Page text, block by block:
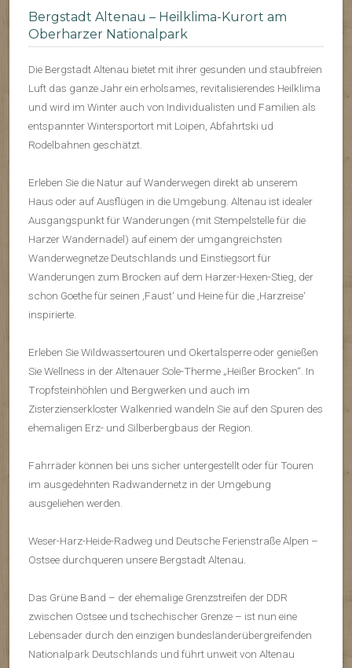
Bergstadt Altenau – Heilklima-Kurort am
Oberharzer Nationalpark
Die Bergstadt Altenau bietet mit ihrer gesunden und staubfreien
Luft das ganze Jahr ein erholsames, revitalisierendes Heilklima
und wird im Winter auch von Individualisten und Familien als
entspannter Wintersportort mit Loipen, Abfahrtski ud
Rodelbahnen geschätzt.
Erleben Sie die Natur auf Wanderwegen direkt ab unserem
Haus oder auf Ausflügen in die Umgebung. Altenau ist idealer
Ausgangspunkt für Wanderungen (mit Stempelstelle für die
Harzer Wandernadel) auf einem der umgangreichsten
Wanderwegnetze Deutschlands und Einstiegsort für
Wanderungen zum Brocken auf dem Harzer-Hexen-Stieg, der
schon Goethe für seinen ‚Faust‘ und Heine für die ‚Harzreise‘
inspirierte.
Erleben Sie Wildwassertouren und Okertalsperre oder genießen
Sie Wellness in der Altenauer Sole-Therme „Heißer Brocken“. In
Tropfsteinhöhlen und Bergwerken und auch im
Zisterzienserkloster Walkenried wandeln Sie auf den Spuren des
ehemaligen Erz- und Silberbergbaus der Region.
Fahrräder können bei uns sicher untergestellt oder für Touren
im ausgedehnten Radwandernetz in der Umgebung
ausgeliehen werden.
Weser-Harz-Heide-Radweg und Deutsche Ferienstraße Alpen –
Ostsee durchqueren unsere Bergstadt Altenau.
Das Grüne Band – der ehemalige Grenzstreifen der DDR
zwischen Ostsee und tschechischer Grenze – ist nun eine
Lebensader durch den einzigen bundesländerübergreifenden
Nationalpark Deutschlands und führt unweit von Altenau